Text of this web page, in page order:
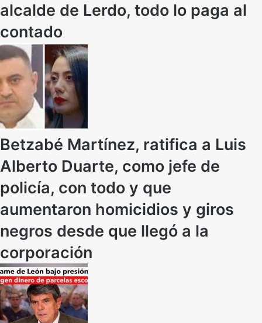
alcalde de Lerdo, todo lo paga al
contado
Betzabé Martínez, ratifica a Luis
Alberto Duarte, como jefe de
policía, con todo y que
aumentaron homicidios y giros
negros desde que llegó a la
corporación